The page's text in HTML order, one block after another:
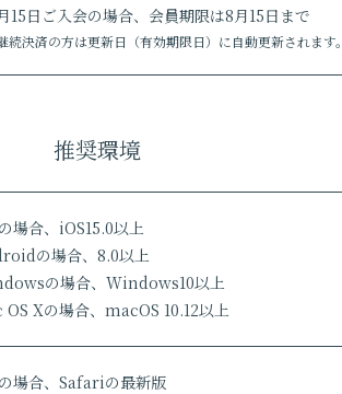
15日ご入会の場合、会員期限は8月15日まで
続決済の方は更新日（有効期限日）に自動更新されます
推奨環境
場合、iOS15.0以上
の場合、8.0以上
の場合、Windows10以上
OS Xの場合、macOS 10.12以上
場合、Safariの最新版